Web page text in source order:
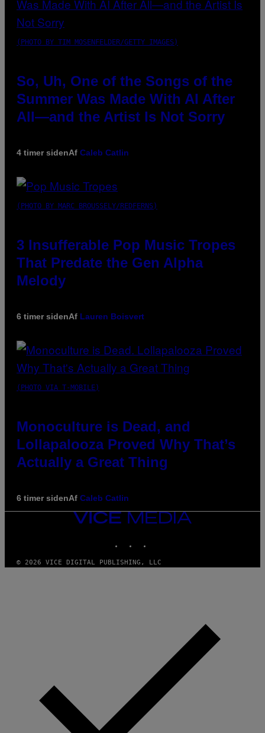
(PHOTO BY TIM MOSENFELDER/GETTY IMAGES)
So, Uh, One of the Songs of the
Summer Was Made With AI After
All—and the Artist Is Not Sorry
4 timer sidenAf Caleb Catlin
(PHOTO BY MARC BROUSSELY/REDFERNS)
3 Insufferable Pop Music Tropes
That Predate the Gen Alpha
Melody
6 timer sidenAf Lauren Boisvert
(PHOTO VIA T-MOBILE)
Monoculture is Dead, and
Lollapalooza Proved Why That’s
Actually a Great Thing
6 timer sidenAf Caleb Catlin
VICE
© 2026 VICE DIGITAL PUBLISHING, LLC